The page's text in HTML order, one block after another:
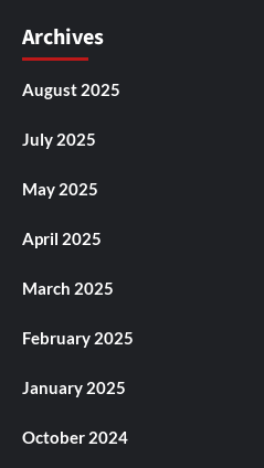
Archives
August 2025
July 2025
May 2025
April 2025
March 2025
February 2025
January 2025
October 2024